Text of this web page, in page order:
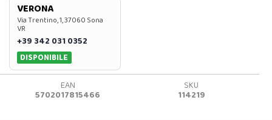
VERONA
Via Trentino, 1, 37060 Sona
VR
+39 342 031 0352
DISPONIBILE
EAN
5702017815466
SKU
114219